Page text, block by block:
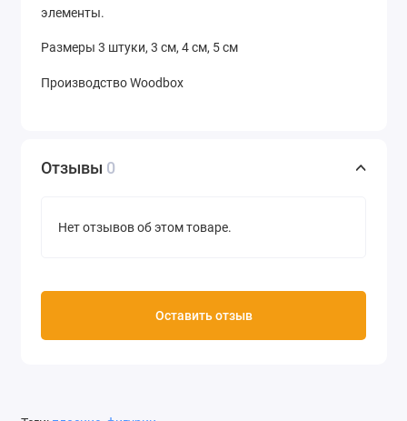
элементы.
Размеры 3 штуки, 3 см, 4 см, 5 см
Производство Woodbox
Отзывы 0
Нет отзывов об этом товаре.
Оставить отзыв